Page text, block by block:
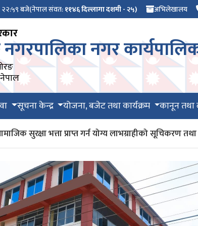
२२:५९ बजे(नेपाल संवत:११४६ दिल्लागा दशमी - २५) अभिलेखालय
नगर
सूचना केन्द्र योजना, बजेट तथा कार्यक्रम कानून तथा
सुरक्षा भत्ता प्राप्त गर्न योग्य लाभग्राहीको सूचिकरण